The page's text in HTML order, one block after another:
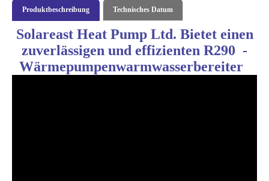
Produktbeschreibung Technisches Datum
Solareast Heat Pump Ltd. Bietet einen
zuverlässigen und effizienten R290 -
Wärmepumpenwarmwasserbereiter